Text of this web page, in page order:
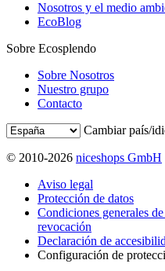
Nosotros y el medio
EcoBlog
Sobre Ecosplendo
Sobre Nosotros
Nuestro grupo
Contacto
Cambiar país/
© 2010-2026 niceshops GmbH
Aviso legal
Protección de datos
Condiciones generales
revocación
Declaración de
Configuración de